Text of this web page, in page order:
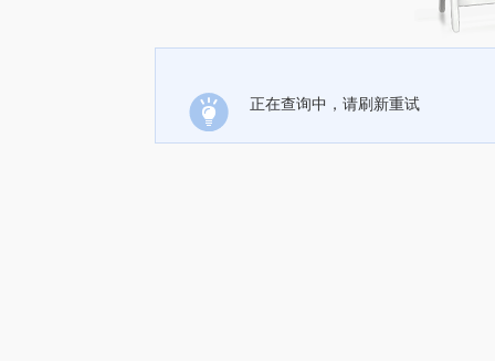
正在查询中，请刷新重试